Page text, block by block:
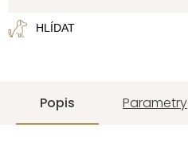
cena:
HLÍDAT
Popis Parametry